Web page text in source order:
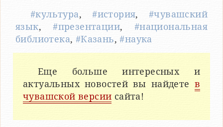
#культура,#история, #чувашский
язык,#презентации, #национальная
библиотека, #Казань,#наука
Еще больше интересных и
актуальных новостей вы найдете в
чувашской версии сайта!